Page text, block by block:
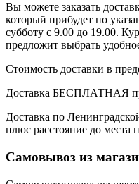
Вы можете заказать
который прибудет по
субботу с 9.00 до 19.00.
предложит выбрать
Стоимость доставки в
Доставка БЕСПЛАТНАЯ
Доставка по
плюс расстояние до места
Самовывоз из